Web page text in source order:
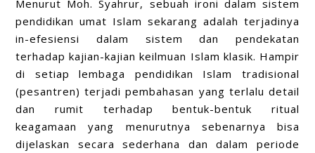
Menurut Moh. Syahrur, sebuah ironi dalam sistem
pendidikan umat Islam sekarang adalah terjadinya
in-efesiensi dalam sistem dan pendekatan
terhadap kajian-kajian keilmuan Islam klasik. Hampir
di setiap lembaga pendidikan Islam tradisional
(pesantren) terjadi pembahasan yang terlalu detail
dan rumit terhadap bentuk-bentuk ritual
keagamaan yang menurutnya sebenarnya bisa
dijelaskan secara sederhana dan dalam periode